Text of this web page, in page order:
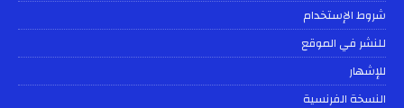
شروط الإستخدام
للنشر في الموقع
للإشهار
النسخة الفرنسية